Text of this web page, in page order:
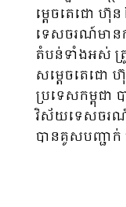
ម្តេចតេជោ ហ៊ុន
ទេសចរណ៍មានក
តំបន់ទាំងអស់ ត្រូ
សម្តេចតេជោ
ប្រទេសកម្ពុជា
វិស័យទេសចរណ៍
បានគូសបញ្ជាក់